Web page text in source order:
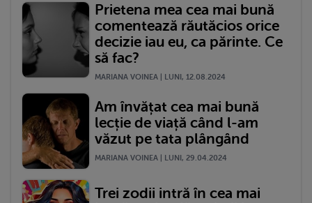
Prietena mea cea mai bună
comentează răutăcios orice
decizie iau eu, ca părinte. Ce
să fac?
MARIANA VOINEA | LUNI, 12.08.2024
Am învățat cea mai bună
lecție de viață când l-am
văzut pe tata plângând
MARIANA VOINEA | LUNI, 29.04.2024
Trei zodii intră în cea mai